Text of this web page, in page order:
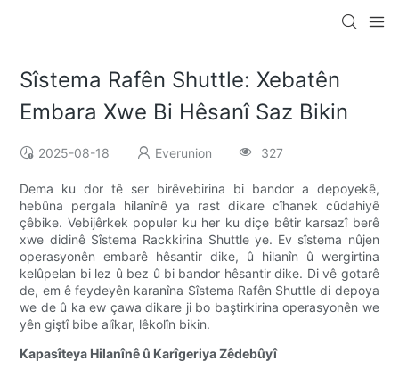
Sîstema Rafên Shuttle: Xebatên
Embara Xwe Bi Hêsanî Saz Bikin
2025-08-18 Everunion 327
Dema ku dor tê ser birêvebirina bi bandor a depoyekê,
hebûna pergala hilanînê ya rast dikare cîhanek cûdahiyê
çêbike. Vebijêrkek populer ku her ku diçe bêtir karsazî berê
xwe didinê Sîstema Rackkirina Shuttle ye. Ev sîstema nûjen
operasyonên embarê hêsantir dike, û hilanîn û wergirtina
kelûpelan bi lez û bez û bi bandor hêsantir dike. Di vê gotarê
de, em ê feydeyên karanîna Sîstema Rafên Shuttle di depoya
we de û ka ew çawa dikare ji bo baştirkirina operasyonên we
yên giştî bibe alîkar, lêkolîn bikin.
Kapasîteya Hilanînê û Karîgeriya Zêdebûyî